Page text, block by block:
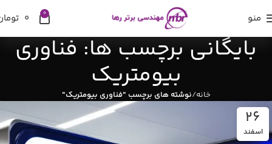
منو 0
0
بایگانی برچسب ها: فناوری
بیومتریک
خانه نوشته های برچسب "فناوری بیومتریک"
۲۶
اسفند